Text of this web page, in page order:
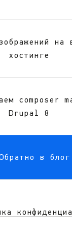
на
хостинге
composer
Drupal 8
в блог